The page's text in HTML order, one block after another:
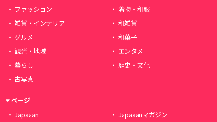
ファッション
着物・和服
雑貨・インテリア
和雑貨
グルメ
和菓子
観光・地域
エンタメ
暮らし
歴史・文化
古写真
ページ
Japaaan
Japaaanマガジン